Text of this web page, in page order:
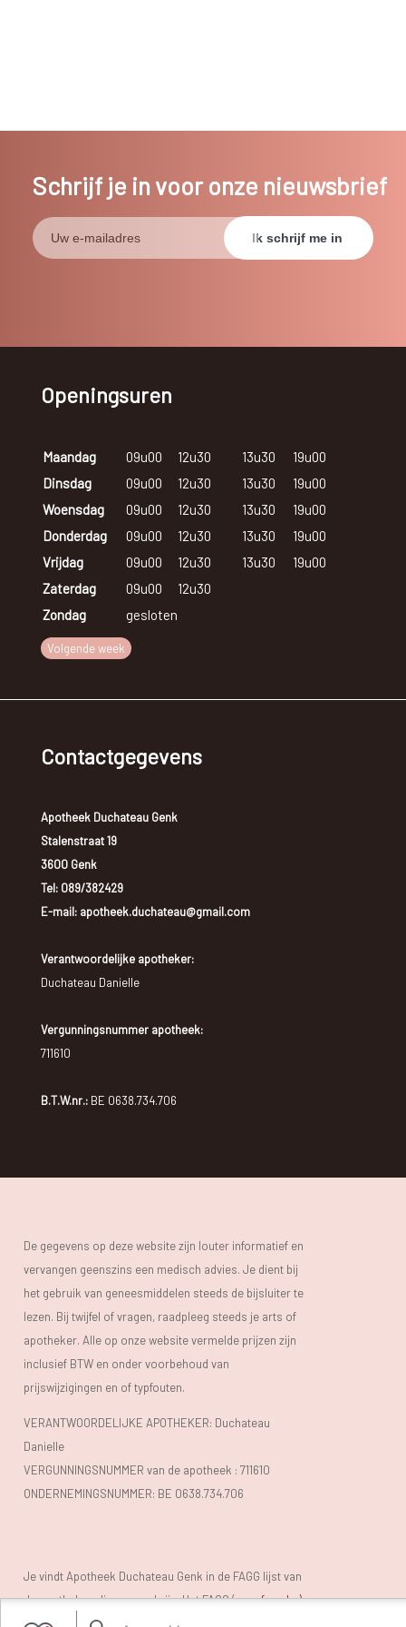
Schrijf je in voor onze nieuwsbrief
Openingsuren
Maandag 09u00 12u30 13u30
19u00
Dinsdag
09u00 12u30 13u30
19u00
Woensdag
09u00 12u30 13u30
19u00
Donderdag
09u00 12u30 13u30
19u00
Vrijdag
09u00 12u30 13u30
19u00
Zaterdag
09u00
12u30
Zondag
gesloten
Volgende week
Contactgegevens
Apotheek Duchateau Genk
Stalenstraat 19
3600 Genk
Tel: 089/382429
E-mail: apotheek.duchateau@gmail.com
Verantwoordelijke apotheker:
Duchateau Danielle
Vergunningsnummer apotheek:
711610
B.T.W.nr.:BE 0638.734.706
De gegevens op deze website zijn louter informatief en
vervangen geenszins een medisch advies. Je dient bij
het gebruik van geneesmiddelen steeds de bijsluiter te
lezen. Bij twijfel of vragen, raadpleeg steeds je arts of
apotheker. Alle op onze website vermelde prijzen zijn
inclusief BTW en onder voorbehoud van
prijswijzigingen en of typfouten.
VERANTWOORDELIJKE APOTHEKER: Duchateau
Danielle
VERGUNNINGSNUMMER van de apotheek : 711610
ONDERNEMINGSNUMMER: BE 0638.734.706
Je vindt Apotheek Duchateau Genk in de FAGG lijst van
de apotheken die vergund zijn. Het FAGG (www.fagg.be)
controleert de wettelikheid van de Belgische (online)